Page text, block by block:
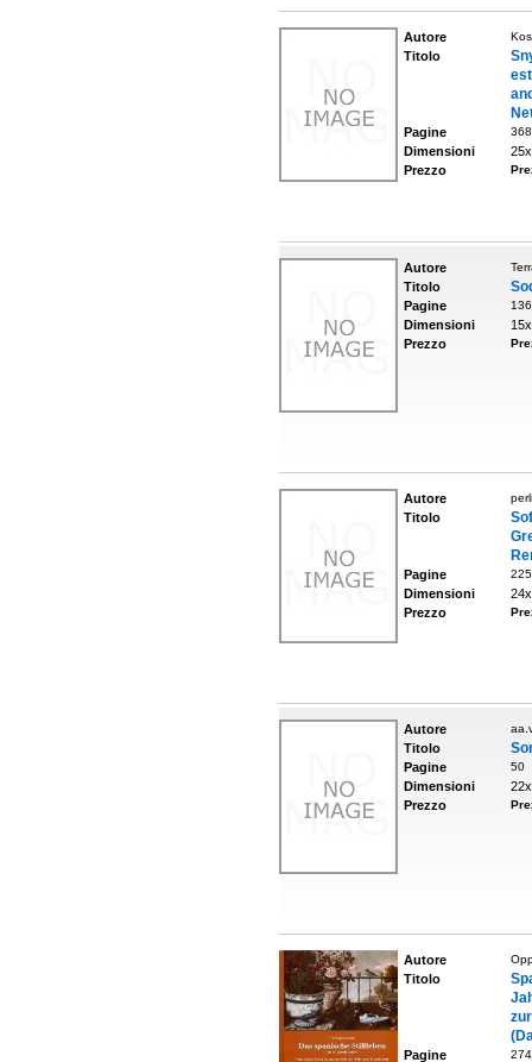
Autore
Titolo
Pagine 368
Dimensioni
Prezzo
Autore
Titolo
Pagine 136
Dimensioni
Prezzo
Autore
Titolo
Pagine 225
Dimensioni
Prezzo
Autore
Titolo
Pagine 50
Dimensioni
Prezzo
Autore
Titolo
Pagine 274